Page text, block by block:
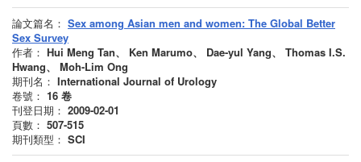
論文篇名： Sex among Asian men and women: The Global Better
Sex Survey
作者： Hui Meng Tan、 Ken Marumo、 Dae-yul Yang、 Thomas I.S.
Hwang、 Moh-Lim Ong
期刊名： International Journal of Urology
卷號： 16 卷
刊登日期： 2009-02-01
頁數： 507-515
期刊類型： SCI